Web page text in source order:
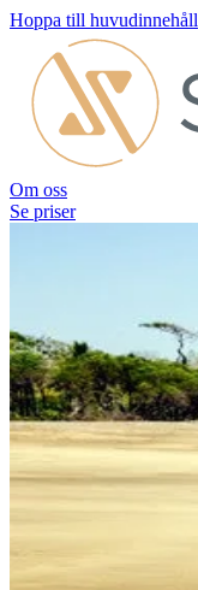
Hoppa till huvudinnehåll
Om oss
Se priser